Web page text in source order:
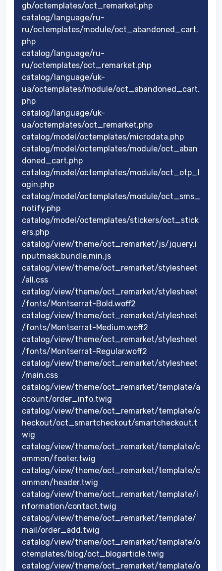
gb/octemplates/oct_remarket.php
catalog/language/ru-
ru/octemplates/module/oct_abandoned_cart.
php
catalog/language/ru-
ru/octemplates/oct_remarket.php
catalog/language/uk-
ua/octemplates/module/oct_abandoned_cart.
php
catalog/language/uk-
ua/octemplates/oct_remarket.php
catalog/model/octemplates/microdata.php
catalog/model/octemplates/module/oct_aban
doned_cart.php
catalog/model/octemplates/module/oct_otp_l
ogin.php
catalog/model/octemplates/module/oct_sms_
notify.php
catalog/model/octemplates/stickers/oct_stick
ers.php
catalog/view/theme/oct_remarket/js/jquery.i
nputmask.bundle.min.js
catalog/view/theme/oct_remarket/stylesheet
/all.css
catalog/view/theme/oct_remarket/stylesheet
/fonts/Montserrat-Bold.woff2
catalog/view/theme/oct_remarket/stylesheet
/fonts/Montserrat-Medium.woff2
catalog/view/theme/oct_remarket/stylesheet
/fonts/Montserrat-Regular.woff2
catalog/view/theme/oct_remarket/stylesheet
/main.css
catalog/view/theme/oct_remarket/template/a
ccount/order_info.twig
catalog/view/theme/oct_remarket/template/c
heckout/oct_smartcheckout/smartcheckout.t
wig
catalog/view/theme/oct_remarket/template/c
ommon/footer.twig
catalog/view/theme/oct_remarket/template/c
ommon/header.twig
catalog/view/theme/oct_remarket/template/i
nformation/contact.twig
catalog/view/theme/oct_remarket/template/
mail/order_add.twig
catalog/view/theme/oct_remarket/template/o
ctemplates/blog/oct_blogarticle.twig
catalog/view/theme/oct_remarket/template/o